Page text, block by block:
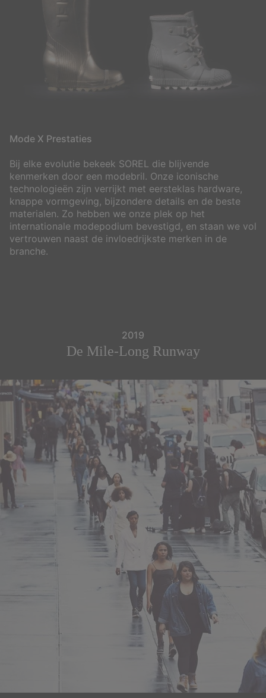
Mode X Prestaties
Bij elke evolutie bekeek SOREL die blijvende
kenmerken door een modebril. Onze iconische
technologieën zijn verrijkt met eersteklas hardware,
knappe vormgeving, bijzondere details en de beste
materialen. Zo hebben we onze plek op het
internationale modepodium bevestigd, en staan we vol
vertrouwen naast de invloedrijkste merken in de
branche.
2019
De Mile-Long Runway